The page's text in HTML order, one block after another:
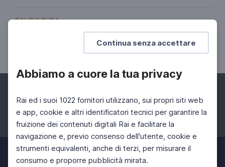
Continua senza accettare
Abbiamo a cuore la tua privacy
Rai ed i suoi 1022 fornitori utilizzano, sui propri siti web
e app, cookie e altri identificatori tecnici per garantire la
fruizione dei contenuti digitali Rai e facilitare la
navigazione e, previo consenso dell'utente, cookie e
strumenti equivalenti, anche di terzi, per misurare il
consumo e proporre pubblicità mirata.
RAI CULTURA
Bécquer: rima IV
Facebook Instagram Twitter